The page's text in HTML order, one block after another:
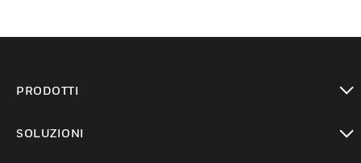
PRODOTTI
SOLUZIONI